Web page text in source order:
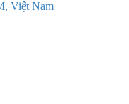
Việt Nam